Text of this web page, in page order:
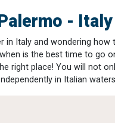
- Italy
in Italy and wondering
is the best time to go
right place! You will not
in Italian